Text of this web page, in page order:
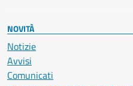
NOVITÀ
Notizie
Avvisi
Comunicati